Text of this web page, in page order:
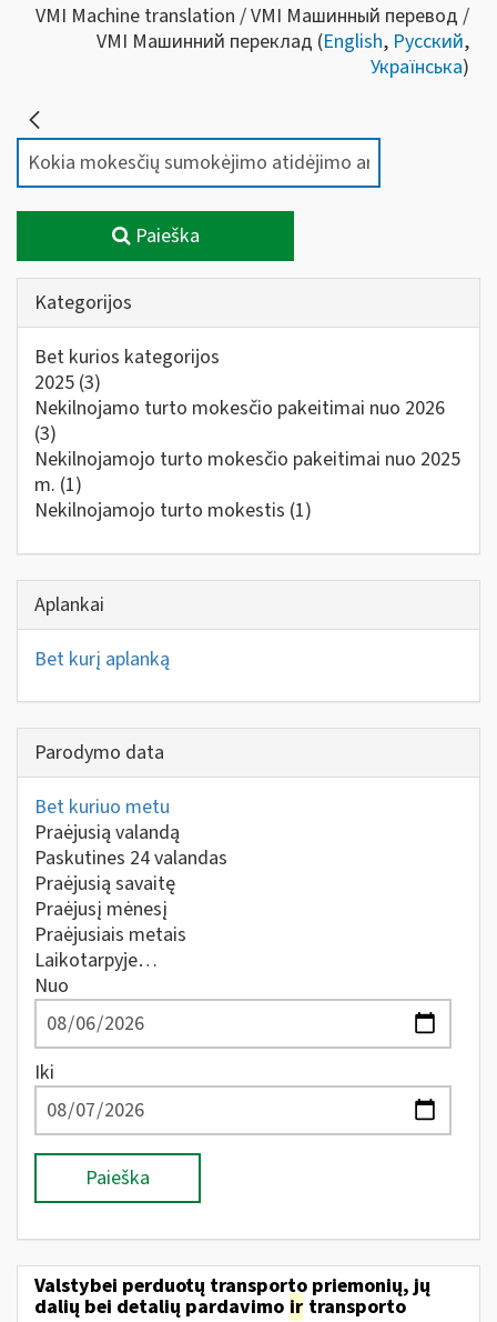
VMI Machine translation / VMI Машинный перевод /
VMI Машинний переклад (English, Русский,
Українська)
Paieška
Kategorijos
Bet kurios kategorijos
2025 (3)
Nekilnojamo turto mokesčio pakeitimai nuo 2026
(3)
Nekilnojamojo turto mokesčio pakeitimai nuo 2025
m. (1)
Nekilnojamojo turto mokestis (1)
Aplankai
Bet kurį aplanką
Parodymo data
Bet kuriuo metu
Praėjusią valandą
Paskutines 24 valandas
Praėjusią savaitę
Praėjusį mėnesį
Praėjusiais metais
Laikotarpyje…
Nuo
Iki
Paieška
Valstybei perduotų transporto priemonių, jų
dalių bei detalių pardavimo ir transporto